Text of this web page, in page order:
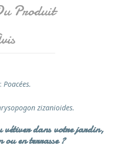
Produit
: Poacées.
zizanioides.
vétiver dans votre jardin,
en terrasse ?